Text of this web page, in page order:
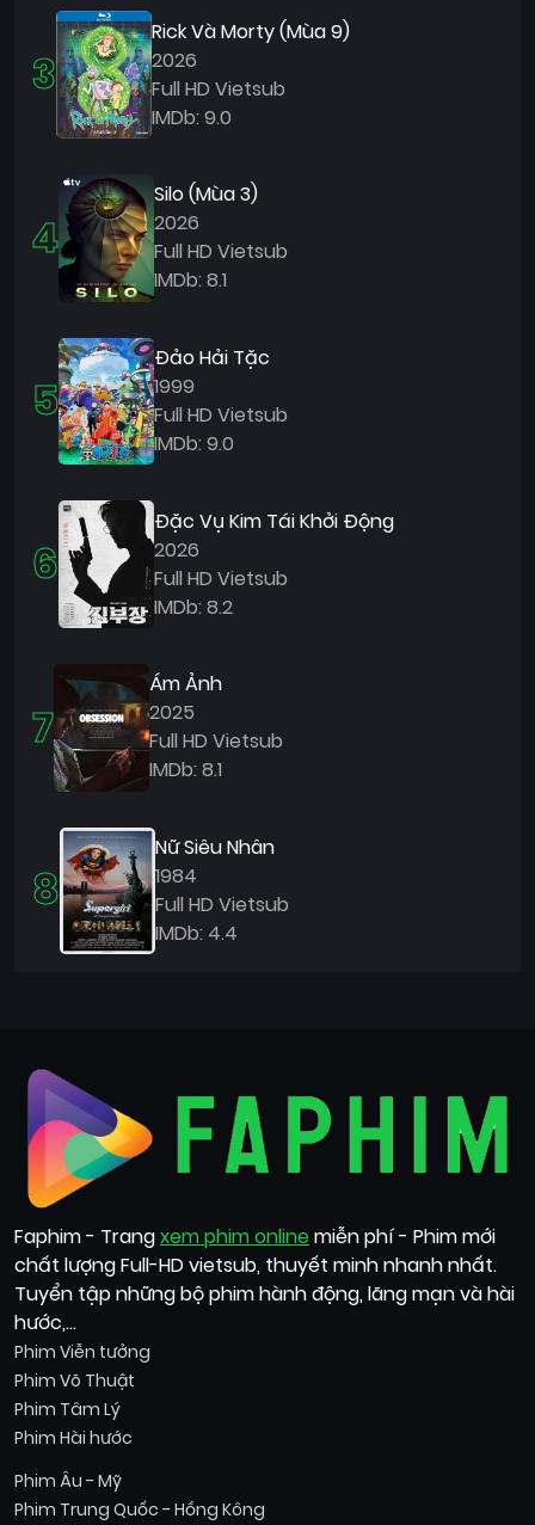
3
Rick Và Morty (Mùa 9)
2026
Full HD Vietsub
IMDb: 9.0
4
Silo (Mùa 3)
2026
Full HD Vietsub
IMDb: 8.1
5
Đảo Hải Tặc
1999
Full HD Vietsub
IMDb: 9.0
6
Đặc Vụ Kim Tái Khởi Động
2026
Full HD Vietsub
IMDb: 8.2
7
Ám Ảnh
2025
Full HD Vietsub
IMDb: 8.1
8
Nữ Siêu Nhân
1984
Full HD Vietsub
IMDb: 4.4
Faphim - Trangxem phim online miễn phí - Phim mới
chất lượng Full-HD vietsub, thuyết minh nhanh nhất.
Tuyển tập những bộ phim hành động, lãng mạn và hài
hước,...
Phim Viễn tưởng
Phim Võ Thuật
Phim Tâm Lý
Phim Hài hước
Phim Âu - Mỹ
Phim Trung Quốc - Hồng Kông